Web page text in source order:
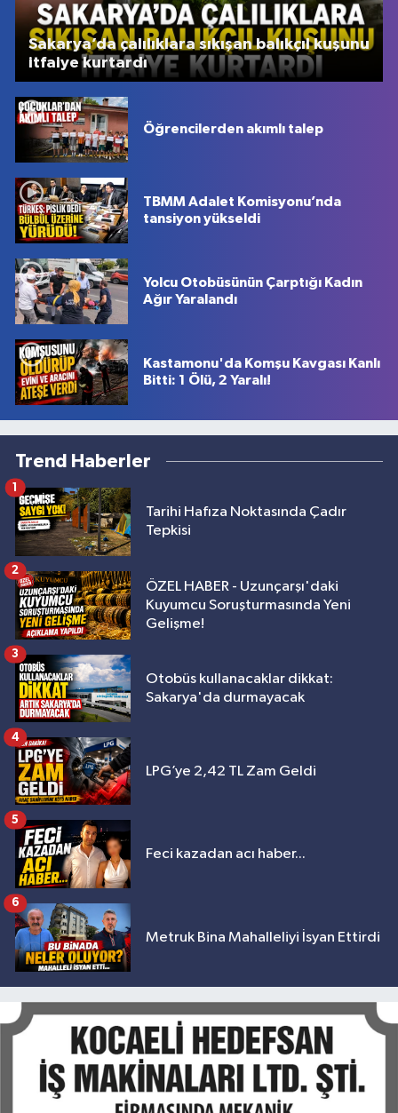
Sakarya’da çalılıklara sıkışan balıkçıl kuşunu
itfaiye kurtardı
Öğrencilerden akımlı talep
TBMM Adalet Komisyonu’nda
tansiyon yükseldi
Yolcu Otobüsünün Çarptığı Kadın
Ağır Yaralandı
Kastamonu'da Komşu Kavgası Kanlı
Bitti: 1 Ölü, 2 Yaralı!
Trend Haberler
Tarihi Hafıza Noktasında Çadır
Tepkisi
1
ÖZEL HABER - Uzunçarşı'daki
Kuyumcu Soruşturmasında Yeni
Gelişme!
2
Otobüs kullanacaklar dikkat:
Sakarya'da durmayacak
3
LPG’ye 2,42 TL Zam Geldi
4
Feci kazadan acı haber...
5
Metruk Bina Mahalleliyi İsyan Ettirdi
6